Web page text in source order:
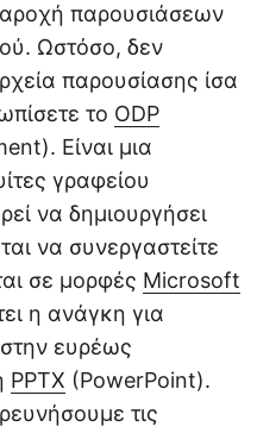
παρουσιάσεων
Ωστόσο, δεν
παρουσίασης ίσα
το ODP
Είναι μια
γραφείου
να δημιουργήσει
να συνεργαστείτε
σε μορφές Microsoft
η ανάγκη για
ευρέως
PPTX (PowerPoint).
τις